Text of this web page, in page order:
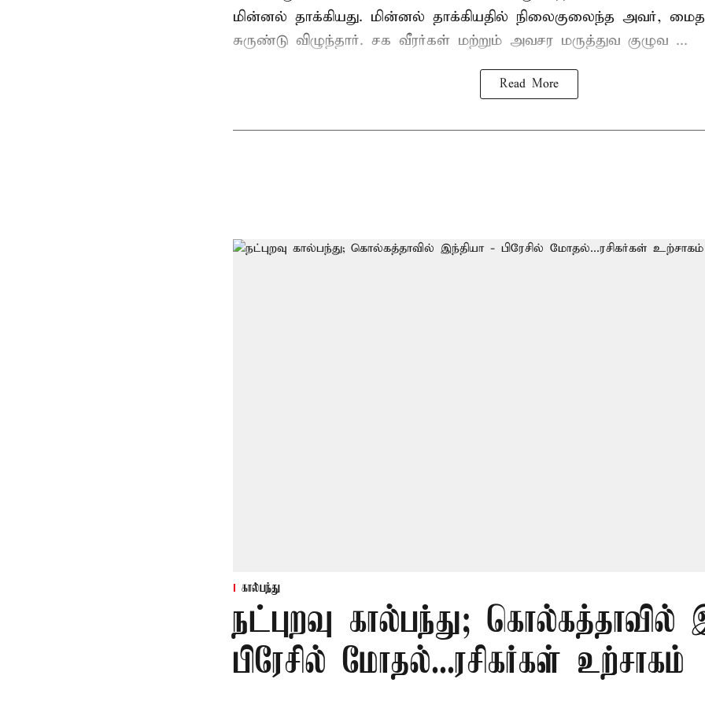
மின்னல் தாக்கியது. மின்னல் தாக்கியதில் நிலைகுலைந்த அவர்,
சுருண்டு விழுந்தார். சக வீரர்கள் மற்றும் அவசர மருத்துவ குழுவ ...
Read More
கால்பந்து
நட்புறவு கால்பந்து; கொல்கத்தாவில்
பிரேசில் மோதல்...ரசிகர்கள் உற்சாகம்